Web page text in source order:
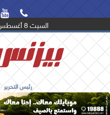
 
السبت 8 أغسطس 2026
رئيس التحرير